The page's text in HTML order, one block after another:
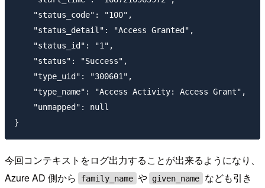
    "status_code": "100",
    "status_detail": "Access Granted",
    "status_id": "1",
    "status": "Success",
    "type_uid": "300601",
    "type_name": "Access Activity: Access Grant",
    "unmapped": null
今回コンテキストをログ出力することが出来るようになり、
Azure AD 側から
family_name や given_name
なども引き